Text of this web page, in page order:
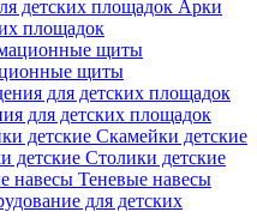
Арки
площадок
щиты
для детских площадок
Скамейки детские
Столики детские
Теневые навесы